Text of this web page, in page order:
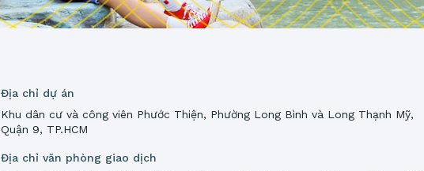
Địa chỉ dự án
Khu dân cư và công viên Phước Thiện, Phường Long Bình và Long Thạnh Mỹ,
Quận 9, TP.HCM
Địa chỉ văn phòng giao dịch